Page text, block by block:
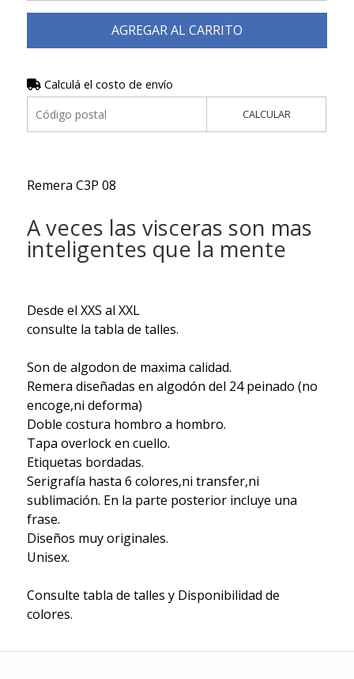
AGREGAR AL CARRITO
Calculá el costo de envío
CALCULAR
Remera C3P 08
A veces las visceras son mas
inteligentes que la mente
Desde el XXS al XXL
consulte la tabla de talles.
Son de algodon de maxima calidad.
Remera diseñadas en algodón del 24 peinado (no
encoge,ni deforma)
Doble costura hombro a hombro.
Tapa overlock en cuello.
Etiquetas bordadas.
Serigrafía hasta 6 colores,ni transfer,ni
sublimación. En la parte posterior incluye una
frase.
Diseños muy originales.
Unisex.
Consulte tabla de talles y Disponibilidad de
colores.